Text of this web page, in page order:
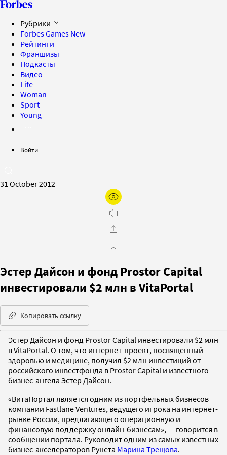
Рубрики
Forbes Games New
Рейтинги
Франшизы
Подкасты
Видео
Life
Woman
Sport
Young
Войти
31 October 2012
Эстер Дайсон и фонд Prostor Capital
инвестировали $2 млн в VitaPortal
Копировать ссылку
Эстер Дайсон и фонд Prostor Capital инвестировали $2 млн
в VitaPortal. О том, что интернет-проект, посвященный
здоровью и медицине, получил $2 млн инвестиций от
российского инвестфонда в Prostor Capital и известного
бизнес-ангела Эстер Дайсон.
«ВитаПортал является одним из портфельных бизнесов
компании Fastlane Ventures, ведущего игрока на интернет-
рынке России, предлагающего операционную и
финансовую поддержку онлайн-бизнесам», — говорится в
сообщении портала. Руководит одним из самых известных
бизнес-акселераторов Рунета Марина Трещова.